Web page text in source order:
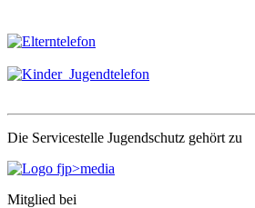
Die Servicestelle Jugendschutz gehört zu
Mitglied bei